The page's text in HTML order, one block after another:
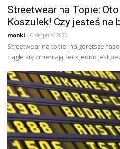
Streetwear na Topie:
Koszulek! Czy jesteś na
monki - 6 sierpnia, 2026
Streetwear na topie: najgorętsze
ciągle się zmieniają, lecz jedno jest